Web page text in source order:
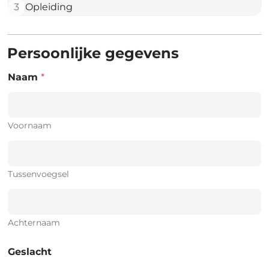
3 Opleiding
Persoonlijke gegevens
Naam *
Voornaam
Tussenvoegsel
Achternaam
Geslacht